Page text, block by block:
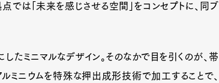
Pen international Pen tw
では「未来を感じさせる空間」をコンセプトに、同ブ
たミニマルなデザイン。そのなかで目を引くのが、帯
ミニウムを特殊な押出成形技術で加工することで、